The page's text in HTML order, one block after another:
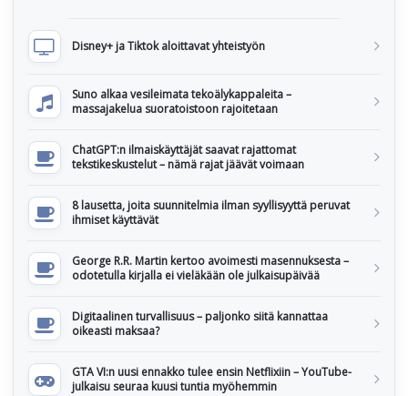
Disney+ ja Tiktok aloittavat yhteistyön
Suno alkaa vesileimata tekoälykappaleita –
massajakelua suoratoistoon rajoitetaan
ChatGPT:n ilmaiskäyttäjät saavat rajattomat
tekstikeskustelut – nämä rajat jäävät voimaan
8 lausetta, joita suunnitelmia ilman syyllisyyttä peruvat
ihmiset käyttävät
George R.R. Martin kertoo avoimesti masennuksesta –
odotetulla kirjalla ei vieläkään ole julkaisupäivää
Digitaalinen turvallisuus – paljonko siitä kannattaa
oikeasti maksaa?
GTA VI:n uusi ennakko tulee ensin Netflixiin – YouTube-
julkaisu seuraa kuusi tuntia myöhemmin